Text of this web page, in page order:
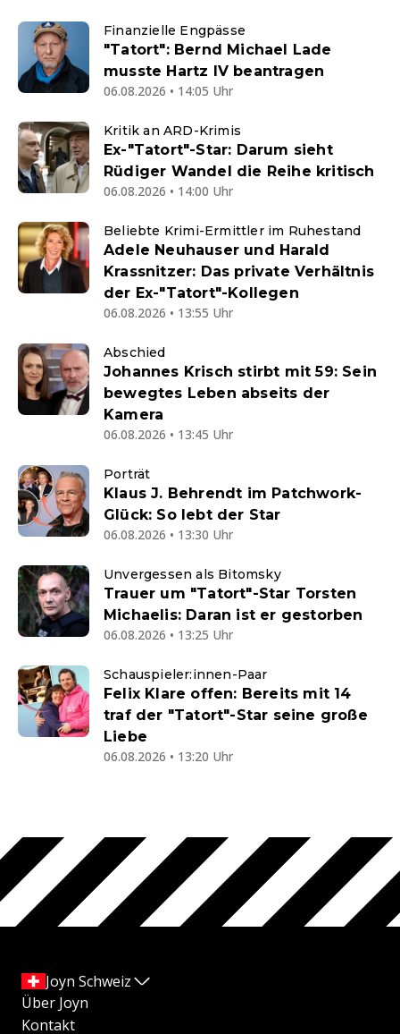
Finanzielle Engpässe
"Tatort": Bernd Michael Lade
musste Hartz IV beantragen
06.08.2026 • 14:05 Uhr
Kritik an ARD-Krimis
Ex-"Tatort"-Star: Darum sieht
Rüdiger Wandel die Reihe kritisch
06.08.2026 • 14:00 Uhr
Beliebte Krimi-Ermittler im Ruhestand
Adele Neuhauser und Harald
Krassnitzer: Das private Verhältnis
der Ex-"Tatort"-Kollegen
06.08.2026 • 13:55 Uhr
Abschied
Johannes Krisch stirbt mit 59: Sein
bewegtes Leben abseits der
Kamera
06.08.2026 • 13:45 Uhr
Porträt
Klaus J. Behrendt im Patchwork-
Glück: So lebt der Star
06.08.2026 • 13:30 Uhr
Unvergessen als Bitomsky
Trauer um "Tatort"-Star Torsten
Michaelis: Daran ist er gestorben
06.08.2026 • 13:25 Uhr
Schauspieler:innen-Paar
Felix Klare offen: Bereits mit 14
traf der "Tatort"-Star seine große
Liebe
06.08.2026 • 13:20 Uhr
Joyn Schweiz
Über Joyn
Kontakt